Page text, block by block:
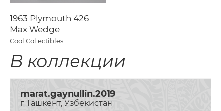
1963 Plymouth 426
Max Wedge
Cool Collectibles
В коллекции
marat.gaynullin.2019
г Ташкент, Узбекистан